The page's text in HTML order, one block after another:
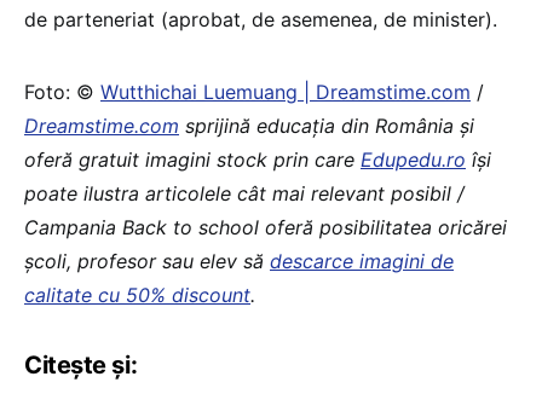
de parteneriat (aprobat, de asemenea, de minister).
Foto: © Wutthichai Luemuang | Dreamstime.com /
Dreamstime.com sprijină educaţia din România şi
oferă gratuit imagini stock prin care Edupedu.ro îşi
poate ilustra articolele cât mai relevant posibil /
Campania Back to school oferă posibilitatea oricărei
școli, profesor sau elev să descarce imagini de
calitate cu 50% discount.
Citește și: